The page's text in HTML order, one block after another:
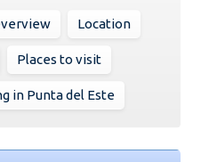
Location
Places to visit
in Punta del Este